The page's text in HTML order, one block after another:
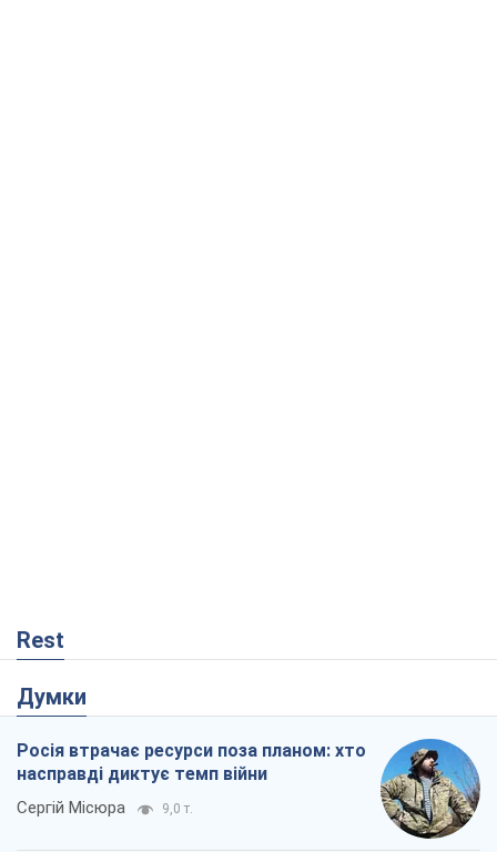
Rest
Думки
Росія втрачає ресурси поза планом: хто
насправді диктує темп війни
Сергій Місюра 9,0 т.